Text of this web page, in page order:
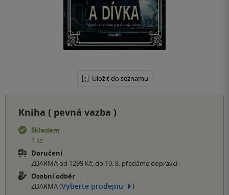
Uložit do seznamu
Kniha ( pevná vazba )
Skladem
1 ks
Doručení
ZDARMA od 1299 Kč, do 10. 8. předáme dopravci
Osobní odběr
ZDARMA (Vyberte prodejnu )